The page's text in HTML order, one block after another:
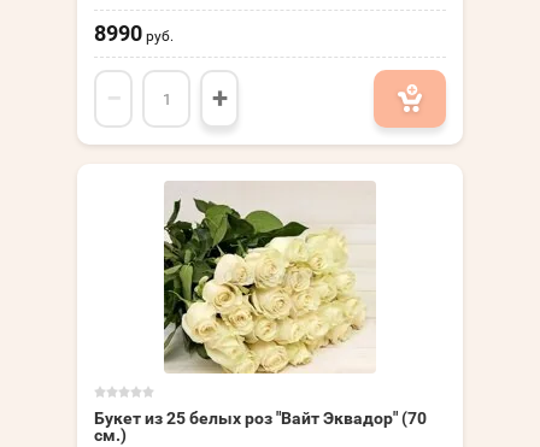
8990 руб.
− +
Букет из 25 белых роз "Вайт Эквадор" (70
см.)